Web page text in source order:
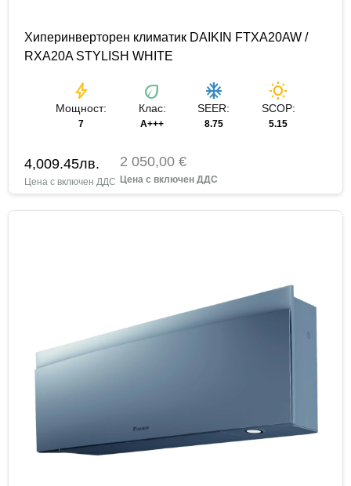
Хиперинверторен климатик DAIKIN FTXA20AW /
RXA20A STYLISH WHITE
bolt
Мощност:
7
eco
Клас:
A+++
ac_unit
SEER:
8.75
wb_sunny
SCOP:
5.15
4,009.45лв. 2 050,00 €